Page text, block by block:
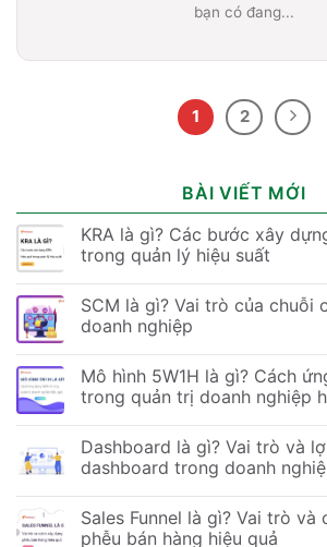
bạn có đang...
1 2
BÀI VIẾT MỚI
KRA là gì? Các bước xây
trong quản lý hiệu suất
SCM là gì? Vai trò của chuỗi
doanh nghiệp
Mô hình 5W1H là gì? Cách
trong quản trị doanh nghiệp
Dashboard là gì? Vai trò và
dashboard trong doanh
Sales Funnel là gì? Vai trò và
phễu bán hàng hiệu quả